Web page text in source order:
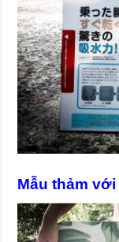
Mẫu thảm